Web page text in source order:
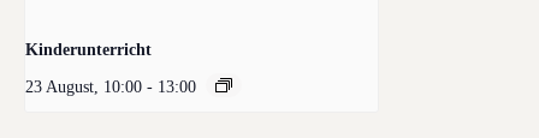
Kinderunterricht
23 August, 10:00 - 13:00